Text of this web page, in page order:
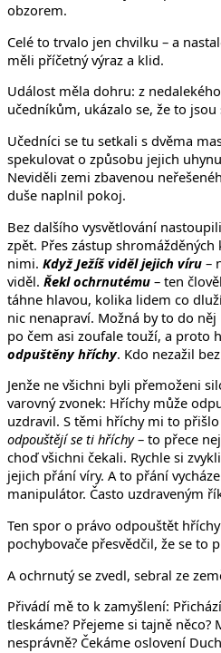
obzorem.
Celé to trvalo jen chvilku – a
měli příčetný výraz a klid.
Událost měla dohru: z
učedníkům, ukázalo se, že to
Učedníci se tu setkali s dvěma
spekulovat o způsobu jejich
Neviděli zemi zbavenou
duše naplnil pokoj.
Bez dalšího vysvětlování
zpět. Přes zástup
nimi. Když Ježíš viděl jejich víru –
viděl. Řekl ochrnutému – ten
táhne hlavou, kolika lidem co
nic nenapraví. Možná by to do
po čem asi zoufale touží, a proto
odpuštěny hříchy. Kdo nezažil
Jenže ne všichni byli přemoženi
varovný zvonek: Hříchy může
uzdravil. S těmi hříchy mi to
odpouštějí se ti hříchy– to přece
choď všichni čekali. Rychle si
jejich přání víry. A to přání
manipulátor. Často uzdraveným
Ten spor o právo odpouštět
pochybovače přesvědčil, že se to
A ochrnutý se zvedl, sebral ze
Přivádí mě to k zamyšlení:
tleskáme? Přejeme si tajně
nesprávně? Čekáme oslovení